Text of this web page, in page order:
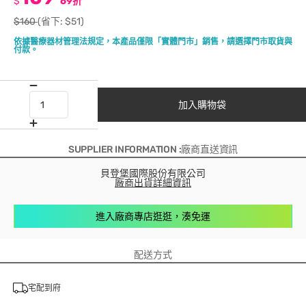
依據醫療器材管理法規定，本產品僅限「實體門市」銷售，請選擇門市取貨與
付款。
$160(省下: $51)
加入購物袋
SUPPLIER INFORMATION :廠商直送資訊
貝登堡國際股份有限公司
廠商出貨詳細資訊
進入廠商專店逛逛，湊免運
配送方式
宅配到府